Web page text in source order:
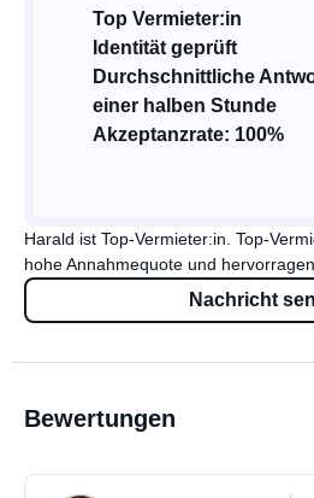
Top Vermieter:in
Identität geprüft
Durchschnittliche
einer halben Stunde
Akzeptanzrate: 100%
Harald ist Top-Vermieter:in. Top-
hohe Annahmequote und
Nachricht
Bewertungen